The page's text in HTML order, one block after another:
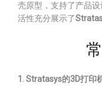
壳原型，支持了产品
活性充分展示了
1. Stratasys的3D打印